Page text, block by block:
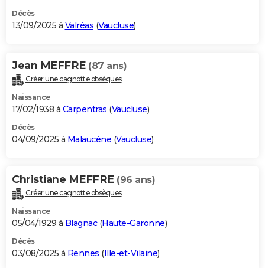
Décès
13/09/2025 à Valréas (Vaucluse)
Jean MEFFRE (87 ans)
Créer une cagnotte obsèques
Naissance
17/02/1938 à Carpentras (Vaucluse)
Décès
04/09/2025 à Malaucène (Vaucluse)
Christiane MEFFRE (96 ans)
Créer une cagnotte obsèques
Naissance
05/04/1929 à Blagnac(Haute-Garonne)
Décès
03/08/2025 à Rennes (Ille-et-Vilaine)